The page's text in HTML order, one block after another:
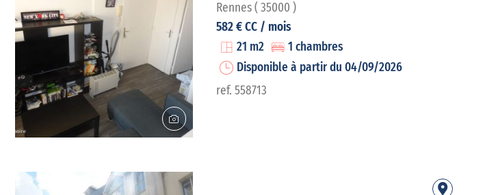
Rennes ( 35000 )
582 € CC / mois
21 m2
1 chambres
Disponible à partir du 04/09/2026
ref. 558713